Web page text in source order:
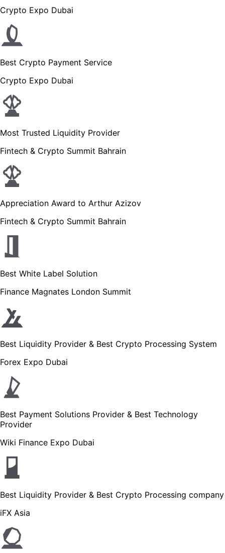
Crypto Expo Dubai
Best Crypto Payment Service
Crypto Expo Dubai
Most Trusted Liquidity Provider
Fintech & Crypto Summit Bahrain
Appreciation Award to Arthur Azizov
Fintech & Crypto Summit Bahrain
Best White Label Solution
Finance Magnates London Summit
Best Liquidity Provider & Best Crypto Processing System
Forex Expo Dubai
Best Payment Solutions Provider & Best Technology
Provider
Wiki Finance Expo Dubai
Best Liquidity Provider & Best Crypto Processing company
iFX Asia